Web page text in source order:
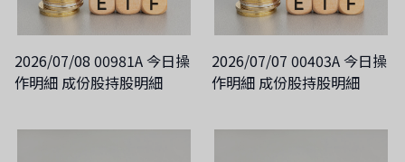
2026/07/08 00981A 今日操
作明細 成份股持股明細
2026/07/07 00403A 今日操
作明細 成份股持股明細